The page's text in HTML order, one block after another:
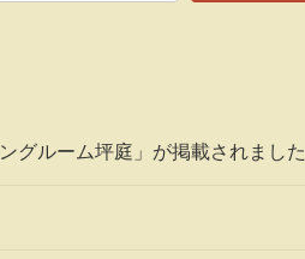
グルーム坪庭」が掲載されました